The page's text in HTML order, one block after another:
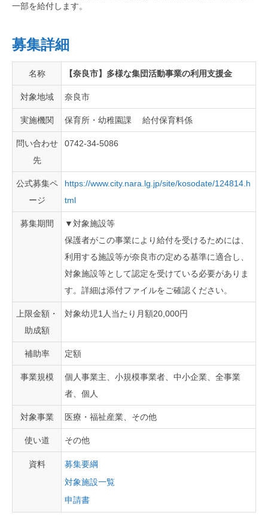
一部を給付します。
募集詳細
名称 【奈良市】多様な集団活動事業の利用支援金
対象地域 奈良市
実施機関 保育所・幼稚園課 給付保育料係
問い合わせ
先
0742-34-5086
公式募集ペ
ージ
https://www.city.nara.lg.jp/site/kosodate/124814.h
tml
募集期間
▼対象施設等
保護者がこの事業により給付を受けるためには、
利用する施設等が奈良市の定める基準に適合し、
対象施設等として認定を受けている必要がありま
す。詳細は添付ファイルをご確認ください。
上限金額・
助成額
対象幼児1人当たり月額20,000円
補助率 定額
事業規模
個人事業主、小規模事業者、中小企業、全事業
者、個人
対象事業 医療・福祉産業、その他
使い道 その他
資料
募集要綱
対象施設一覧
申請書